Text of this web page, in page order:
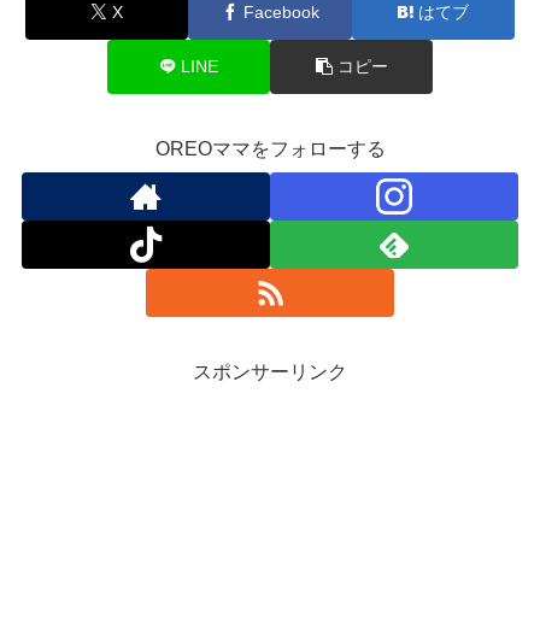
X Facebook はてブ
LINE コピー
OREOママをフォローする
スポンサーリンク